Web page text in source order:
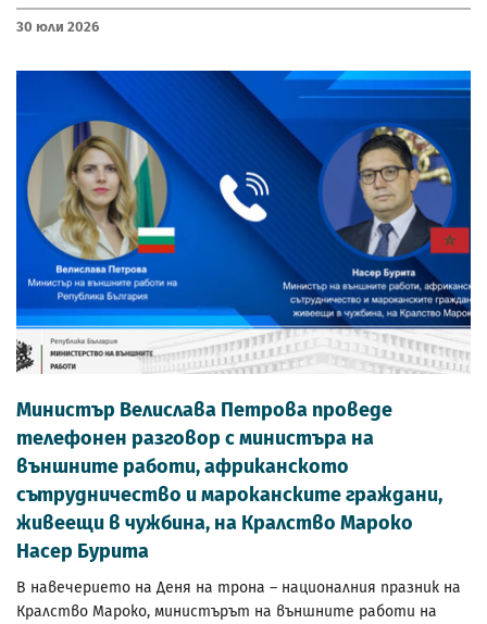
30 Юли 2026
Министър Велислава Петрова проведе
телефонен разговор с министъра на
външните работи, африканското
сътрудничество и мароканските граждани,
живеещи в чужбина, на Кралство Мароко
Насер Бурита
В навечерието на Деня на трона – националния празник на
Кралство Мароко, министърът на външните работи на